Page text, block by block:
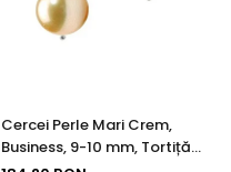
Cercei Perle Mari Crem,
Business, 9-10 mm, Tortiță